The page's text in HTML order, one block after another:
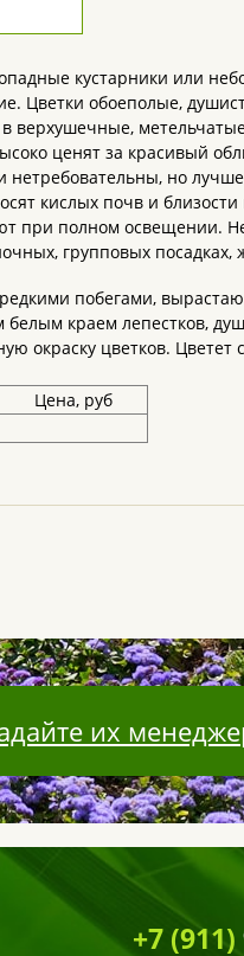
кустарники или
Цветки обоеполые,
верхушечные,
ценят за красивый
но
кислых почв и близости
при полном освещении.
групповых посадках,
побегами,
краем лепестков,
окраску цветков. Цветет
Цена, руб
их
+7 (911)